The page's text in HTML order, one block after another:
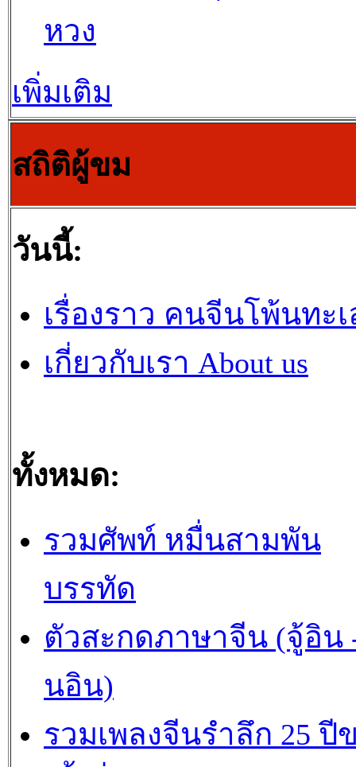
หวง
เพิ่มเติม
สถิติผู้ขม
วันนี้:
เรื่องราว คนจีนโพ้นทะ
เกี่ยวกับเรา About us
ทั้งหมด:
รวมศัพท์ หมื่นสามพัน
บรรทัด
ตัวสะกดภาษาจีน (จู้อิน
นอิน)
รวมเพลงจีนรำลึก 25 ปี